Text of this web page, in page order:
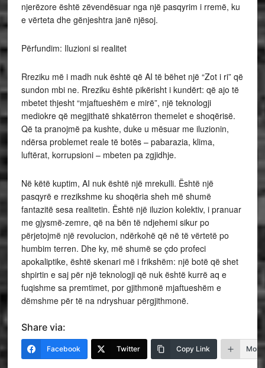
njerëzore është zëvendësuar nga një pasqyrim i rremë, ku
e vërteta dhe gënjeshtra janë njësoj.
Përfundim: Iluzioni si realitet
Rreziku më i madh nuk është që AI të bëhet një “Zot i ri” që
sundon mbi ne. Rreziku është pikërisht i kundërt: që ajo të
mbetet thjesht “mjaftueshëm e mirë”, një teknologji
mediokre që megjithatë shkatërron themelet e shoqërisë.
Që ta pranojmë pa kushte, duke u mësuar me iluzionin,
ndërsa problemet reale të botës – pabarazia, klima,
luftërat, korrupsioni – mbeten pa zgjidhje.
Në këtë kuptim, AI nuk është një mrekulli. Është një
pasqyrë e rrezikshme ku shoqëria sheh më shumë
fantazitë sesa realitetin. Është një iluzion kolektiv, i pranuar
me gjysmë-zemre, që na bën të ndjehemi sikur po
përjetojmë një revolucion, ndërkohë që në të vërtetë po
humbim terren. Dhe ky, më shumë se çdo profeci
apokaliptike, është skenari më i frikshëm: një botë që shet
shpirtin e saj për një teknologji që nuk është kurrë aq e
fuqishme sa premtimet, por gjithmonë mjaftueshëm e
dëmshme për të na ndryshuar përgjithmonë.
Share via:
Facebook Twitter Copy Link More